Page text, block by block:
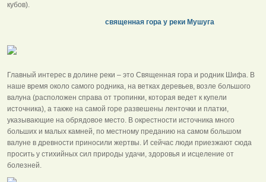
кубов).
священная гора у реки Мушуга
Главный интерес в долине реки – это Священная гора и родник Шифа. В
наше время около самого родника, на ветках деревьев, возле большого
валуна (расположен справа от тропинки, которая ведет к купели
источника), а также на самой горе развешены ленточки и платки,
указывающие на обрядовое место. В окрестности источника много
больших и малых камней, по местному преданию на самом большом
валуне в древности приносили жертвы. И сейчас люди приезжают сюда
просить у стихийных сил природы удачи, здоровья и исцеление от
болезней.